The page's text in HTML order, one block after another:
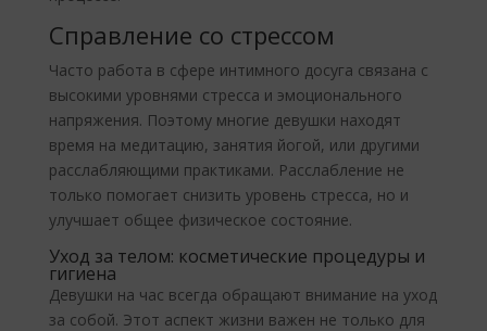
Справление со стрессом
Часто работа в сфере интимного досуга связана с
высокими уровнями стресса и эмоционального
напряжения. Поэтому многие девушки находят
время на медитацию, занятия йогой, или другими
расслабляющими практиками. Расслабление не
только помогает снизить уровень стресса, но и
улучшает общее физическое состояние.
Уход за телом: косметические процедуры и
гигиена
Девушки на час всегда обращают внимание на уход
за собой. Этот аспект жизни важен не только для